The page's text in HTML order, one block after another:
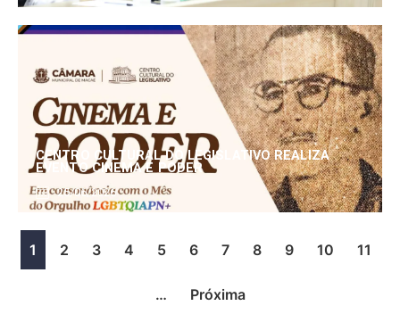
CENTRO CULTURAL DO LEGISLATIVO REALIZA
EVENTO CINEMA E PODER
25/06/2026
1 2 3 4 5 6 7 8 9 10 11
… Próxima